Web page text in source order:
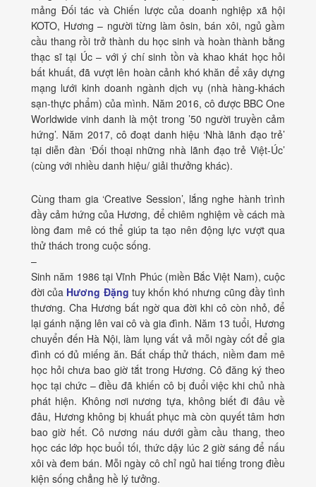
mảng Đối tác và Chiến lược của doanh nghiệp xã hội
KOTO, Hương – người từng làm ôsin, bán xôi, ngủ gầm
cầu thang rồi trở thành du học sinh và hoàn thành bằng
thạc sĩ tại Úc – với ý chí sinh tồn và khao khát học hỏi
bất khuất, đã vượt lên hoàn cảnh khó khăn để xây dựng
mạng lưới kinh doanh ngành dịch vụ (nhà hàng-khách
sạn-thực phẩm) của mình. Năm 2016, cô được BBC One
Worldwide vinh danh là một trong ’50 người truyền cảm
hứng’. Năm 2017, cô đoạt danh hiệu ‘Nhà lãnh đạo trẻ’
tại diễn đàn ‘Đối thoại những nhà lãnh đạo trẻ Việt-Úc’
(cùng với nhiều danh hiệu/ giải thưởng khác).
Cùng tham gia ‘Creative Session’, lắng nghe hành trình
đầy cảm hứng của Hương, để chiêm nghiệm về cách mà
lòng đam mê có thể giúp ta tạo nên động lực vượt qua
thử thách trong cuộc sống.
–
Sinh năm 1986 tại Vĩnh Phúc (miền Bắc Việt Nam), cuộc
đời của Hương Đặng tuy khốn khó nhưng cũng đầy tình
thương. Cha Hương bất ngờ qua đời khi cô còn nhỏ, để
lại gánh nặng lên vai cô và gia đình. Năm 13 tuổi, Hương
chuyển đến Hà Nội, làm lụng vất vả mỗi ngày cốt để gia
đình có đủ miếng ăn. Bất chấp thử thách, niềm đam mê
học hỏi chưa bao giờ tắt trong Hương. Cô đăng ký theo
học tại chức – điều đã khiến cô bị đuổi việc khi chủ nhà
phát hiện. Không nơi nương tựa, không biết đi đâu về
đâu, Hương không bị khuất phục mà còn quyết tâm hơn
bao giờ hết. Cô nương náu dưới gầm cầu thang, theo
học các lớp học buổi tối, thức dậy lúc 2 giờ sáng để nấu
xôi và đem bán. Mỗi ngày cô chỉ ngủ hai tiếng trong điều
kiện sống chẳng hề lý tưởng.